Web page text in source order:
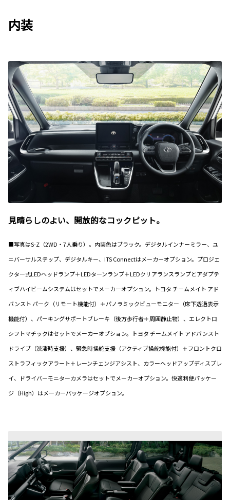
内装
見晴らしのよい、開放的なコックピット。
■写真はS-Z（2WD・7人乗り）。内装色はブラック。デジタルインナーミラー、ユ
ニバーサルステップ、デジタルキー、ITS Connectはメーカーオプション。プロジェ
クター式LEDヘッドランプ＋LEDターンランプ＋LEDクリアランスランプとアダプテ
ィブハイビームシステムはセットでメーカーオプション。トヨタ チームメイト アド
バンスト パーク（リモート機能付）＋パノラミックビューモニター（床下透過表示
機能付）、パーキングサポートブレーキ（後方歩行者＋周囲静止物）、エレクトロ
シフトマチックはセットでメーカーオプション。トヨタ チームメイト アドバンスト
ドライブ（渋滞時支援）、緊急時操舵支援（アクティブ操舵機能付）＋フロントクロ
ストラフィックアラート＋レーンチェンジアシスト、カラーヘッドアップディスプレ
イ、ドライバーモニターカメラはセットでメーカーオプション。快適利便パッケー
ジ（High）はメーカーパッケージオプション。